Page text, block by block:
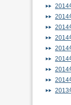
2014
2014
2014
2014
2014
2014
2014
2014
2013